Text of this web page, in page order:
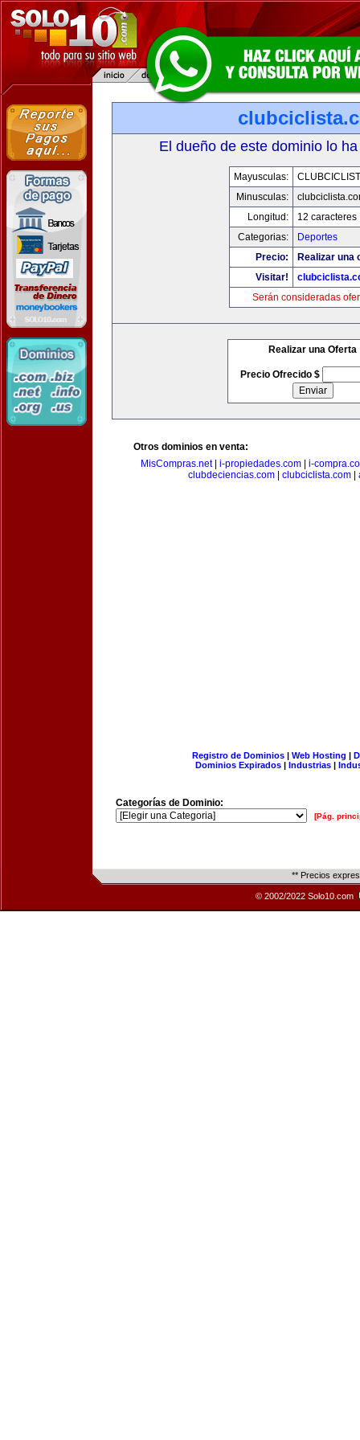
El dueño de este dominio lo
Mayusculas:
Minusculas:
Longitud:
12 caracteres
Categorias:
Deportes
Precio:
Realizar una
Visitar!
Serán consideradas
Realizar una Oferta
Precio Ofrecido $
Otros dominios en venta:
MisCompras.net| i-propiedades.com| i-
clubdeciencias.com
clubciclista.com
Registro de Dominios| Web Hosting |
Dominios Expirados | Industrias |
Categorías de Dominio:
[Pág.
** Precios
© 2002/2022 Solo10.com